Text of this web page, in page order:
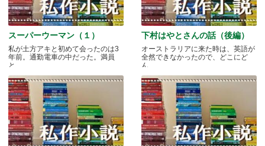
スーパーウーマン（１）
私が土方アキと初めて会ったのは3
年前。通勤電車の中だった。満員
と.....
下村はやとさんの話（後編）
オーストラリアに来た時は、英語が
全然できなかったので、どこにど
ん.....